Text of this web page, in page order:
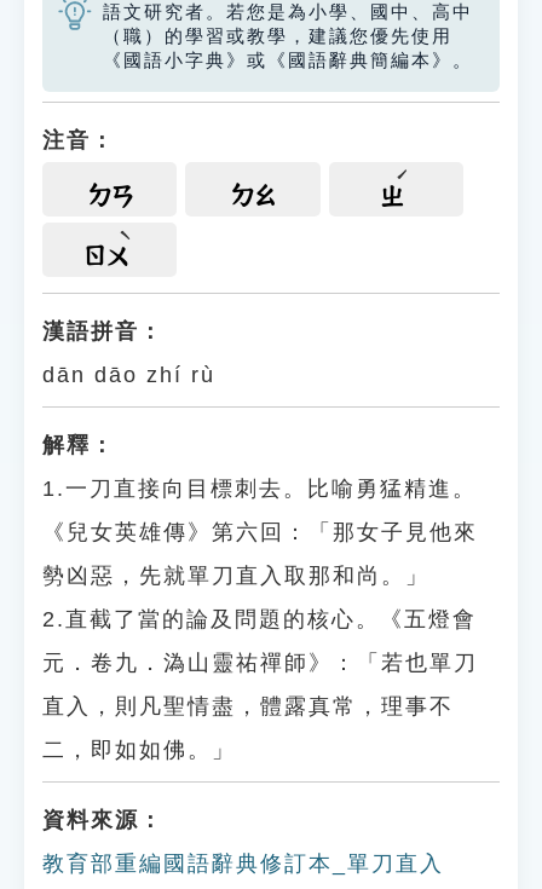
語文研究者。若您是為小學、國中、高中
（職）的學習或教學，建議您優先使用
《國語小字典》或《國語辭典簡編本》。
注音：
ㄉㄢ ㄉㄠ ㄓ
ㄖㄨ
漢語拼音：
dān dāo zhí rù
解釋：
1.一刀直接向目標刺去。比喻勇猛精進。
《兒女英雄傳》第六回：「那女子見他來
勢凶惡，先就單刀直入取那和尚。」
2.直截了當的論及問題的核心。《五燈會
元．卷九．溈山靈祐禪師》：「若也單刀
直入，則凡聖情盡，體露真常，理事不
二，即如如佛。」
資料來源：
教育部重編國語辭典修訂本_單刀直入